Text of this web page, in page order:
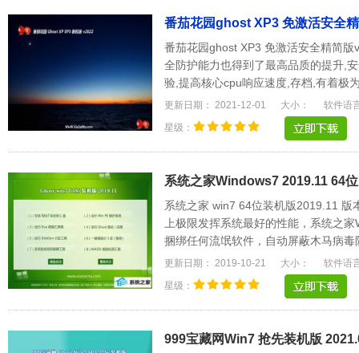
番茄花园ghost XP3 免激活安全
番茄花园ghost XP3 免激活安全精简
全防护能力也得到了最高品质的提升,
验,提高核心cpu响应速度,存档,有着极
方都是很家.....
更新日期： 2021-12-01 大小：
软件语
星级：
系统之家Windows7 2019.11 64
系统之家 win7 64位装机版2019.11 版
上极限发挥系统最好的性能，系统之
捆绑任何流氓软件，自动屏蔽木马病
惯作细心设置。.....
更新日期： 2019-10-21 大小：
软件语
星级：
999宝藏网Win7 抢先装机版